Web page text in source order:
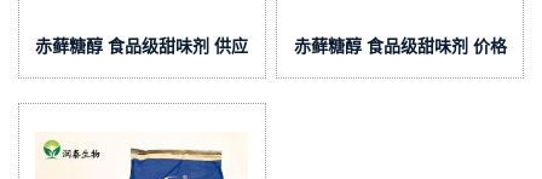
赤藓糖醇 食品级甜味剂 供应 赤藓糖醇 食品级甜味剂 价格